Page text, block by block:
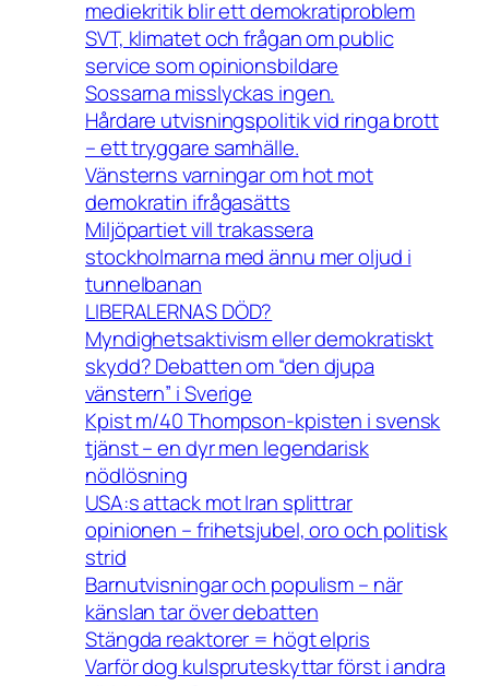
mediekritik blir ett demokratiproblem
SVT, klimatet och frågan om public
service som opinionsbildare
Sossarna misslyckas ingen.
Hårdare utvisningspolitik vid ringa brott
– ett tryggare samhälle.
Vänsterns varningar om hot mot
demokratin ifrågasätts
Miljöpartiet vill trakassera
stockholmarna med ännu mer oljud i
tunnelbanan
LIBERALERNAS DÖD?
Myndighetsaktivism eller demokratiskt
skydd? Debatten om “den djupa
vänstern” i Sverige
Kpist m/40 Thompson-kpisten i svensk
tjänst – en dyr men legendarisk
nödlösning
USA:s attack mot Iran splittrar
opinionen – frihetsjubel, oro och politisk
strid
Barnutvisningar och populism – när
känslan tar över debatten
Stängda reaktorer = högt elpris
Varför dog kulspruteskyttar först i andra